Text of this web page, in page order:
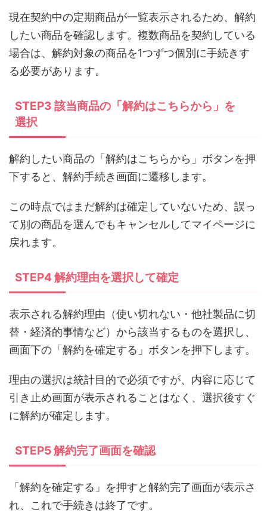
現在契約中の定期商品が一覧表示されるため、解約
したい商品を確認します。複数商品を契約している
場合は、解約対象の商品を1つずつ個別に手続きす
る必要があります。
STEP3 該当商品の「解約はこちらから」を
選択
解約したい商品の「解約はこちらから」ボタンを押
下すると、解約手続き画面に遷移します。
この時点ではまだ解約は確定していないため、誤っ
て別の商品を選んでもキャンセルしてマイページに
戻れます。
STEP4 解約理由を選択して確定
表示される解約理由（使い切れない・他社製品に切
替・経済的事情など）から該当するものを選択し、
画面下の「解約を確定する」ボタンを押下します。
理由の選択は統計目的で必須ですが、内容に応じて
引き止め画面が表示されることはなく、選択後すぐ
に解約が確定します。
STEP5 解約完了画面を確認
「解約を確定する」を押すと解約完了画面が表示さ
れ、これで手続きは終了です。